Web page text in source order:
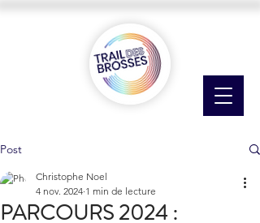
Post
PARCOURS 2024 :
Christophe Noel
4 nov. 2024 1 min de lecture